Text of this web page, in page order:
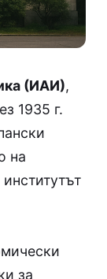
(ИАИ),
1935 г.
на
за